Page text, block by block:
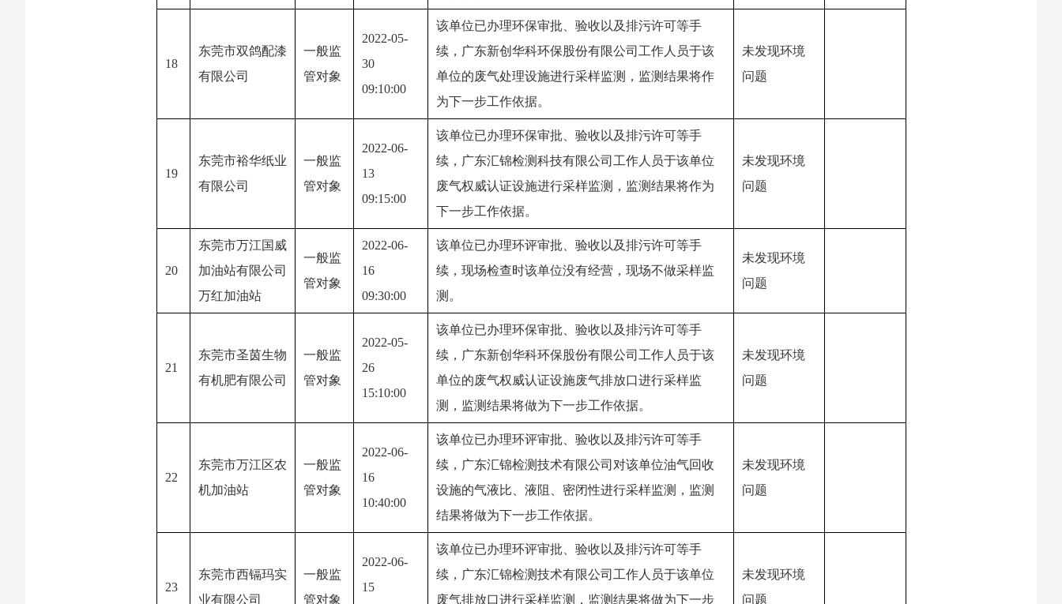
18
东莞市双鸽配漆
有限公司
一般监
管对象
2022-05-
30
09:10:00
该单位已办理环保审批、验收以及排污许可等手
续，广东新创华科环保股份有限公司工作人员于该
单位的废气处理设施进行采样监测，监测结果将作
为下一步工作依据。
未发现环境
问题
19
东莞市裕华纸业
有限公司
一般监
管对象
2022-06-
13
09:15:00
该单位已办理环保审批、验收以及排污许可等手
续，广东汇锦检测科技有限公司工作人员于该单位
废气权威认证设施进行采样监测，监测结果将作为
下一步工作依据。
未发现环境
问题
20
东莞市万江国威
加油站有限公司
万红加油站
一般监
管对象
2022-06-
16
09:30:00
该单位已办理环评审批、验收以及排污许可等手
续，现场检查时该单位没有经营，现场不做采样监
测。
未发现环境
问题
21
东莞市圣茵生物
有机肥有限公司
一般监
管对象
2022-05-
26
15:10:00
该单位已办理环保审批、验收以及排污许可等手
续，广东新创华科环保股份有限公司工作人员于该
单位的废气权威认证设施废气排放口进行采样监
测，监测结果将做为下一步工作依据。
未发现环境
问题
22
东莞市万江区农
机加油站
一般监
管对象
2022-06-
16
10:40:00
该单位已办理环评审批、验收以及排污许可等手
续，广东汇锦检测技术有限公司对该单位油气回收
设施的气液比、液阻、密闭性进行采样监测，监测
结果将做为下一步工作依据。
未发现环境
问题
23
东莞市西镉玛实
业有限公司
一般监
管对象
2022-06-
15
该单位已办理环评审批、验收以及排污许可等手
续，广东汇锦检测技术有限公司工作人员于该单位
废气排放口进行采样监测，监测结果将做为下一步
未发现环境
问题